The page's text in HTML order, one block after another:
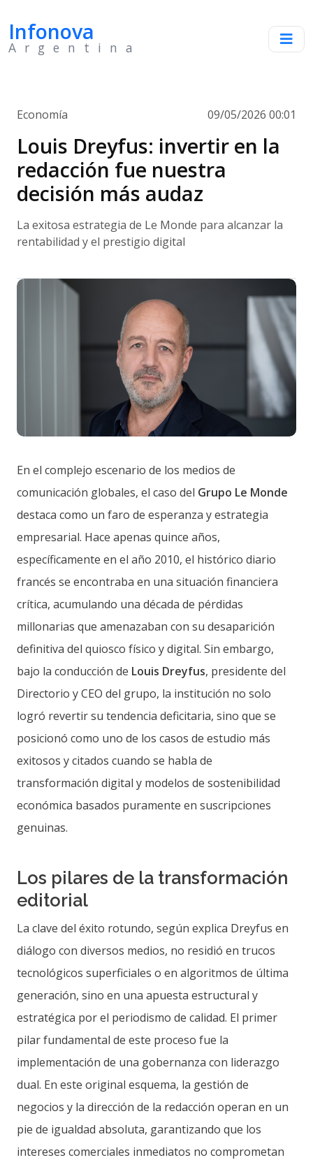
Infonova
Argentina
Economía 09/05/2026 00:01
Louis Dreyfus: invertir en la
redacción fue nuestra
decisión más audaz
La exitosa estrategia de Le Monde para alcanzar la
rentabilidad y el prestigio digital
En el complejo escenario de los medios de
comunicación globales, el caso del Grupo Le Monde
destaca como un faro de esperanza y estrategia
empresarial. Hace apenas quince años,
específicamente en el año 2010, el histórico diario
francés se encontraba en una situación financiera
crítica, acumulando una década de pérdidas
millonarias que amenazaban con su desaparición
definitiva del quiosco físico y digital. Sin embargo,
bajo la conducción de Louis Dreyfus, presidente del
Directorio y CEO del grupo, la institución no solo
logró revertir su tendencia deficitaria, sino que se
posicionó como uno de los casos de estudio más
exitosos y citados cuando se habla de
transformación digital y modelos de sostenibilidad
económica basados puramente en suscripciones
genuinas.
Los pilares de la transformación
editorial
La clave del éxito rotundo, según explica Dreyfus en
diálogo con diversos medios, no residió en trucos
tecnológicos superficiales o en algoritmos de última
generación, sino en una apuesta estructural y
estratégica por el periodismo de calidad. El primer
pilar fundamental de este proceso fue la
implementación de una gobernanza con liderazgo
dual. En este original esquema, la gestión de
negocios y la dirección de la redacción operan en un
pie de igualdad absoluta, garantizando que los
intereses comerciales inmediatos no comprometan